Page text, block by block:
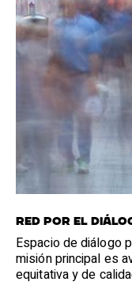
RED POR EL
Espacio de diálogo
misión principal es
equitativa y de